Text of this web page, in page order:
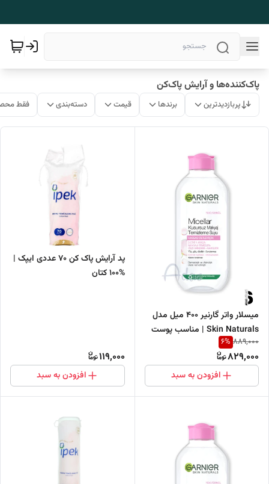
پاک‌کننده‌ها و آرایش پاک‌کن
پربازدیدترین برندها قیمت دسته‌بندی فقط
میسلار واتر گارنیر 400 میل مدل
Skin Naturals | مناسب پوست
های حساس
889,000
6%
829,000
افزودن به سبد
پد آرایش پاک کن 70 عددی ایپک |
%100 کتان
119,000
افزودن به سبد